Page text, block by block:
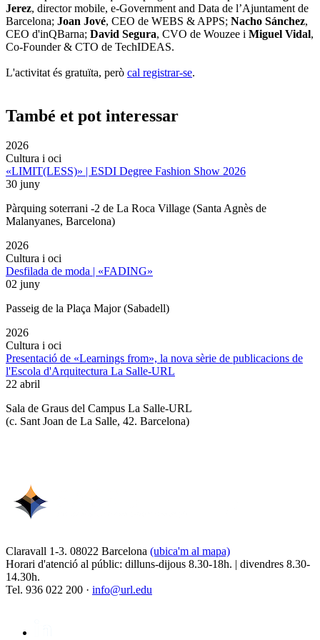
Jerez, director mobile, e-Government and Data de l’Ajuntament de
Barcelona; Joan Jové, CEO de WEBS & APPS; Nacho Sánchez,
CEO d'inQBarna; David Segura, CVO de Wouzee i Miguel Vidal,
Co-Founder & CTO de TechIDEAS.
L'activitat és gratuïta, però cal registrar-se.
També et pot interessar
2026
Cultura i oci
«LIMIT(LESS)» | ESDI Degree Fashion Show 2026
30 juny
Pàrquing soterrani -2 de La Roca Village (Santa Agnès de
Malanyanes, Barcelona)
2026
Cultura i oci
Desfilada de moda | «FADING»
02 juny
Passeig de la Plaça Major (Sabadell)
2026
Cultura i oci
Presentació de «Learnings from», la nova sèrie de publicacions de
l'Escola d'Arquitectura La Salle-URL
22 abril
Sala de Graus del Campus La Salle-URL
(c. Sant Joan de La Salle, 42. Barcelona)
Claravall 1-3. 08022 Barcelona (ubica'm al mapa)
Horari d'atenció al públic: dilluns-dijous 8.30-18h. | divendres 8.30-
14.30h.
Tel. 936 022 200 · info@url.edu